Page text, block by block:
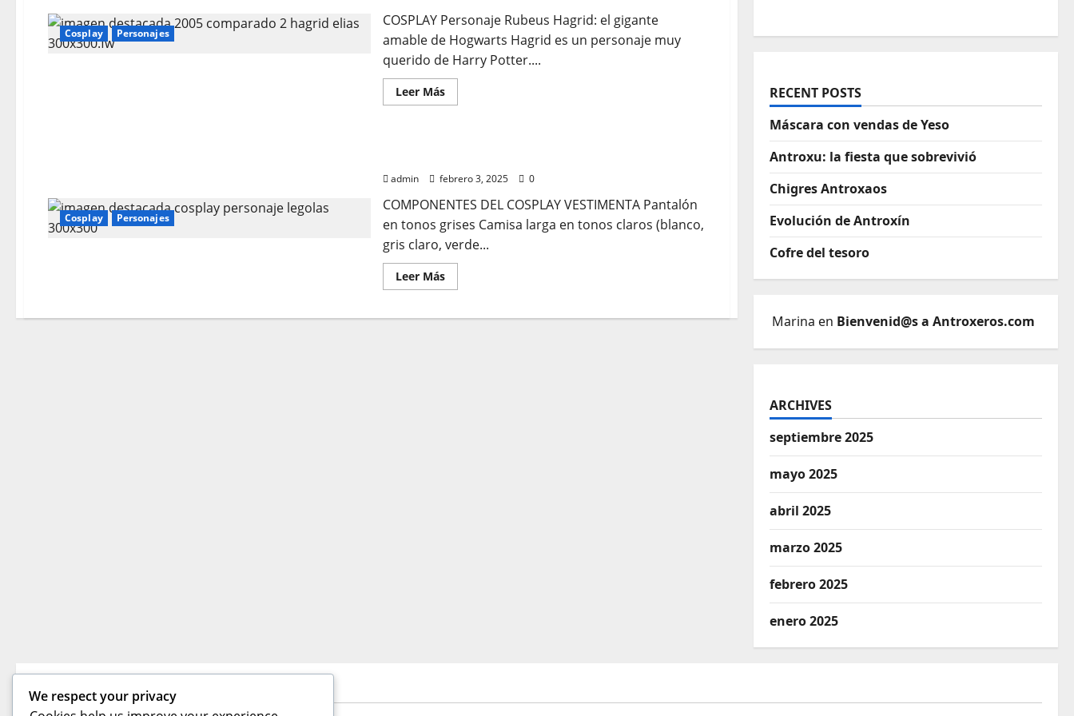
Cosplay Personajes
COSPLAY Personaje Rubeus Hagrid: el gigante
amable de Hogwarts Hagrid es un personaje muy
querido de Harry Potter....
Leer MásLeer
más
Cosplay Personajes
admin febrero 3, 2025 0
COMPONENTES DEL COSPLAY VESTIMENTA Pantalón
en tonos grises Camisa larga en tonos claros (blanco,
gris claro, verde...
Leer MásLeer
más
LEGOLAS
RECENT POSTS
Máscara con vendas de Yeso
Antroxu: la fiesta que sobrevivió
Chigres Antroxaos
Evolución de Antroxín
Cofre del tesoro
Marina en Bienvenid@s a Antroxeros.com
ARCHIVES
septiembre 2025
mayo 2025
abril 2025
marzo 2025
febrero 2025
enero 2025
TE PUEDEN INTERESAR
We respect your privacy